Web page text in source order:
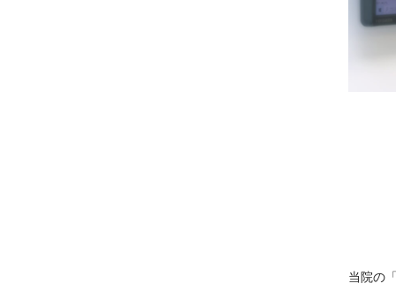
当院の